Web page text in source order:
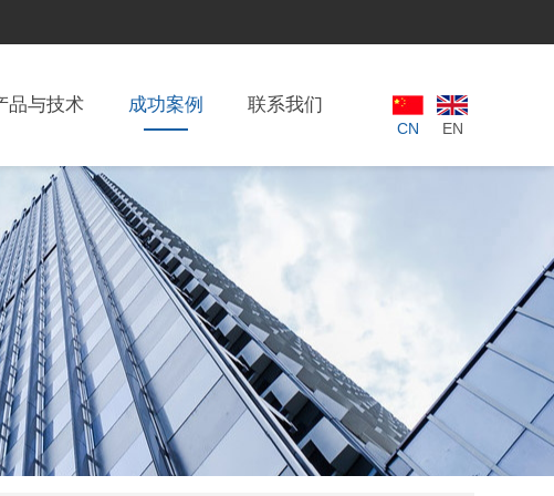
CN EN
品与技术 成功案例 联系我们